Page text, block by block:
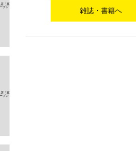
雑誌・書籍へ